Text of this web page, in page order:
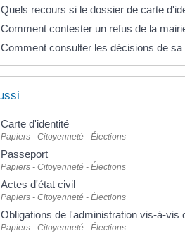
Quels recours si le dossier de carte
Comment contester un refus de la
Comment consulter les décisions de
Carte d'identité
Papiers - Citoyenneté - Élections
Passeport
Papiers - Citoyenneté - Élections
Actes d'état civil
Papiers - Citoyenneté - Élections
Obligations de l'administration vis-à-vis
Papiers - Citoyenneté - Élections